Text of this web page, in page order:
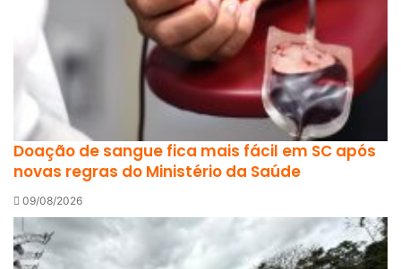
Doação de sangue fica mais fácil em SC após
novas regras do Ministério da Saúde
09/08/2026